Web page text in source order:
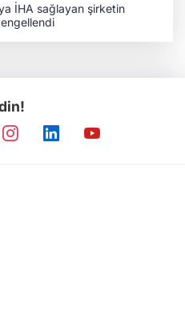
İHA sağlayan şirketin